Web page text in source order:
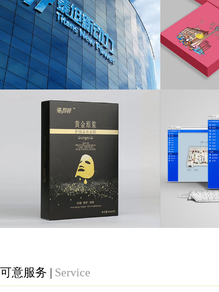
中华（澳门）金融资产交易
股份有限公司-2020年宣传册
化
广告策划设计
泰坦·新动力-VIS品牌设计 MOX
化妆品-面膜系列包装
市政机
可意服务 | Service